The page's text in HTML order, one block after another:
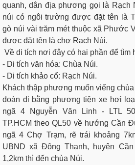
quanh, dân địa phương gọi là
núi có ngôi trường được đặt tên là
gò núi vài trăm mét thuộc xã Phước
được đặt tên là chợ Rạch Núi.
Về di tích nơi đây có hai phần để tìm
- Di tích văn hóa: Chùa Núi.
- Di tích khảo cổ: Rạch Núi.
Khách thập phương muốn viếng
đoàn đi bằng phương tiện xe hơi
ngã 4 Nguyễn Văn Linh - LTL
TP.HCM theo QL50 về hướng Cần
ngã 4 Chợ Trạm, rẽ trái khoảng
UBND xã Đông Thạnh, huyện
1,2km thì đến chùa Núi.